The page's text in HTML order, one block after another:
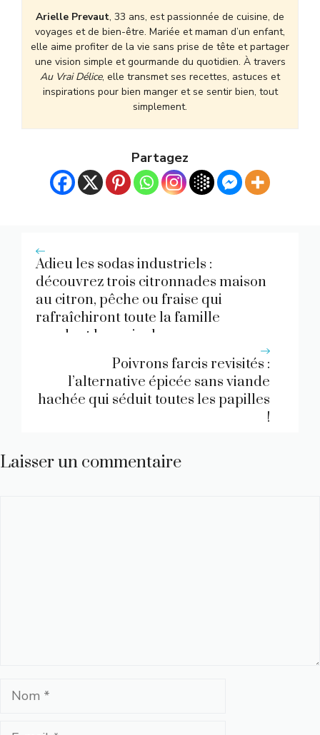
Arielle Prevaut, 33 ans, est passionnée de cuisine, de
voyages et de bien-être. Mariée et maman d’un enfant,
elle aime profiter de la vie sans prise de tête et partager
une vision simple et gourmande du quotidien. À travers
Au Vrai Délice, elle transmet ses recettes, astuces et
inspirations pour bien manger et se sentir bien, tout
simplement.
Partagez
Adieu les sodas industriels :
découvrez trois citronnades maison
au citron, pêche ou fraise qui
rafraîchiront toute la famille
pendant la canicule
Poivrons farcis revisités :
l’alternative épicée sans viande
hachée qui séduit toutes les papilles
!
Laisser un commentaire
Nom